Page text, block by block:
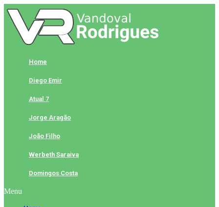
Skip
to
content
Home
Diego Emir
Atual 7
Jorge Aragão
João Filho
Werbeth Saraiva
Domingos Costa
Menu